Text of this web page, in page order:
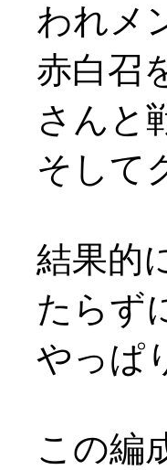
われメ
赤白召
さんと
そして
結果的
たらず
やっぱ
この編